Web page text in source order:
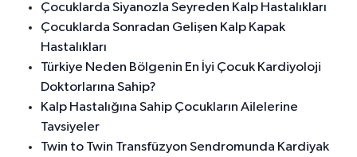
Çocuklarda Siyanozla Seyreden Kalp Hastalıkları
Çocuklarda Sonradan Gelişen Kalp Kapak
Hastalıkları
Türkiye Neden Bölgenin En İyi Çocuk Kardiyoloji
Doktorlarına Sahip?
Kalp Hastalığına Sahip Çocukların Ailelerine
Tavsiyeler
Twin to Twin Transfüzyon Sendromunda Kardiyak